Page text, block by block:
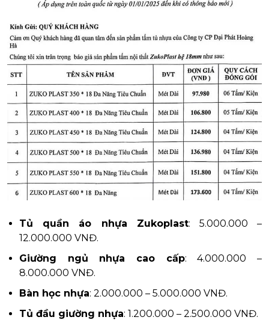
Tủ quần áo nhựa Zukoplast: 5.000.000 –
12.000.000 VNĐ.
Giường ngủ nhựa cao cấp: 4.000.000 –
8.000.000 VNĐ.
Bàn học nhựa: 2.000.000 – 5.000.000 VNĐ.
Tủ đầu giường nhựa: 1.200.000 – 2.500.000 VNĐ.